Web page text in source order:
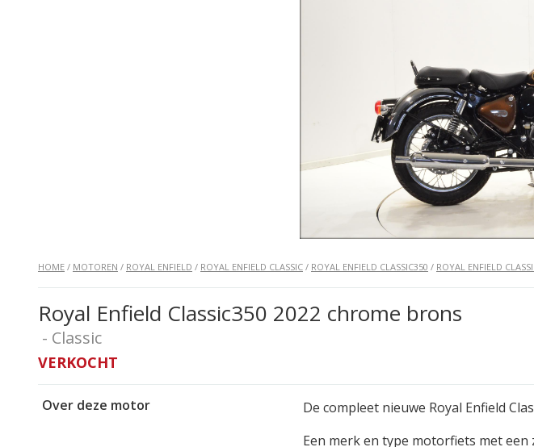
HOME / MOTOREN / ROYAL ENFIELD / ROYAL ENFIELD CLASSIC / ROYAL ENFIELD CLASSIC350 / ROYAL ENFIELD
Royal Enfield Classic350 2022 chrome brons
- Classic
VERKOCHT
Over deze motor
De compleet nieuwe Royal Enfield
Een merk en type motorfiets met